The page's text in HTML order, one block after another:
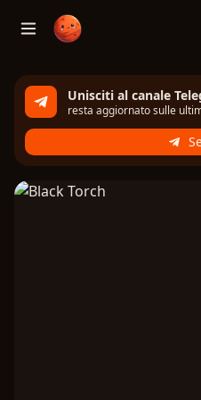
Unisciti al canale
resta aggiornato sulle